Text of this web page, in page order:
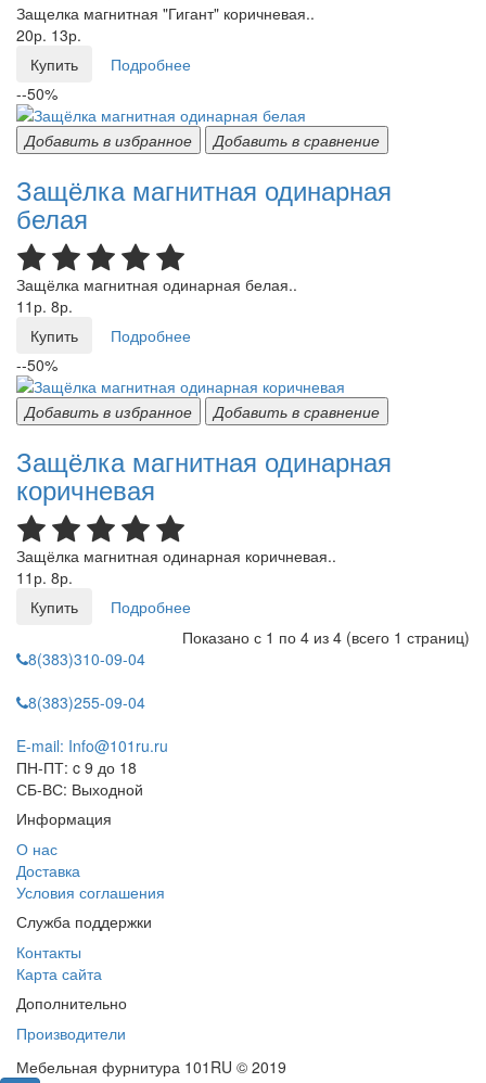
Защелка магнитная "Гигант" коричневая..
20р. 13р.
Купить
Подробнее
--50%
Добавить в избранное Добавить в сравнение
Защёлка магнитная одинарная
белая
Защёлка магнитная одинарная белая..
11р. 8р.
Купить
Подробнее
--50%
Добавить в избранное Добавить в сравнение
Защёлка магнитная одинарная
коричневая
Защёлка магнитная одинарная коричневая..
11р. 8р.
Купить
Подробнее
Показано с 1 по 4 из 4 (всего 1 страниц)
8(383)310-09-04
8(383)255-09-04
E-mail: Info@101ru.ru
ПН-ПТ: c 9 до 18
СБ-ВС: Выходной
Информация
О нас
Доставка
Условия соглашения
Служба поддержки
Контакты
Карта сайта
Дополнительно
Производители
Мебельная фурнитура 101RU © 2019